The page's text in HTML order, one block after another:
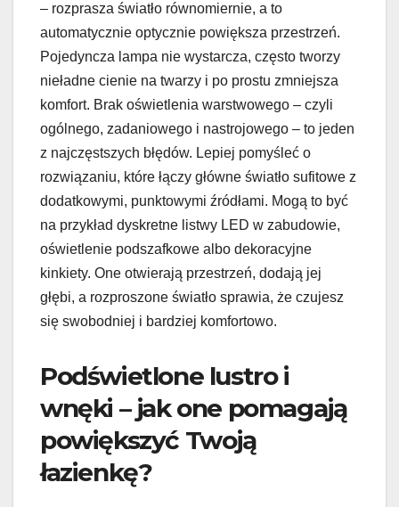
– rozprasza światło równomiernie, a to
automatycznie optycznie powiększa przestrzeń.
Pojedyncza lampa nie wystarcza, często tworzy
nieładne cienie na twarzy i po prostu zmniejsza
komfort. Brak oświetlenia warstwowego – czyli
ogólnego, zadaniowego i nastrojowego – to jeden
z najczęstszych błędów. Lepiej pomyśleć o
rozwiązaniu, które łączy główne światło sufitowe z
dodatkowymi, punktowymi źródłami. Mogą to być
na przykład dyskretne listwy LED w zabudowie,
oświetlenie podszafkowe albo dekoracyjne
kinkiety. One otwierają przestrzeń, dodają jej
głębi, a rozproszone światło sprawia, że czujesz
się swobodniej i bardziej komfortowo.
Podświetlone lustro i
wnęki – jak one pomagają
powiększyć Twoją
łazienkę?